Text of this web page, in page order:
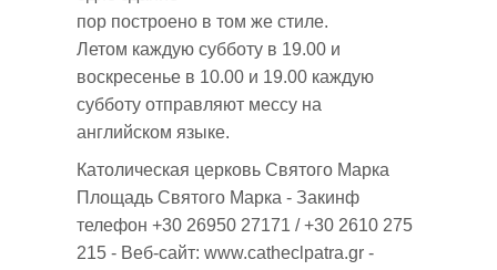
пор построено в том же стиле.
Летом каждую субботу в 19.00 и
воскресенье в 10.00 и 19.00 каждую
субботу отправляют мессу на
английском языке.
Католическая церковь Святого Марка
Площадь Святого Марка - Закинф
телефон +30 26950 27171 / +30 2610 275
215 - Веб-сайт: www.catheclpatra.gr -